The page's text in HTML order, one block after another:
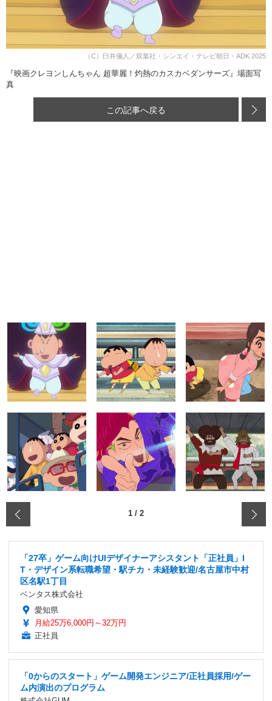
（C）臼井儀人／双葉社・シンエイ・テレビ朝日・ADK 2025
『映画クレヨンしんちゃん 超華麗！灼熱のカスカベダンサーズ』場面写
真
この記事へ戻る
1 / 2
「27卒」ゲーム向けUIデザイナーアシスタント「正社員」I
T・デザイン系転職希望・駅チカ・未経験歓迎/名古屋市中村
区名駅1丁目
ベンタス株式会社
愛知県
月給25万6,000円～32万円
正社員
「0からのスタート」ゲーム開発エンジニア/正社員採用/ゲー
ム内演出のプログラム